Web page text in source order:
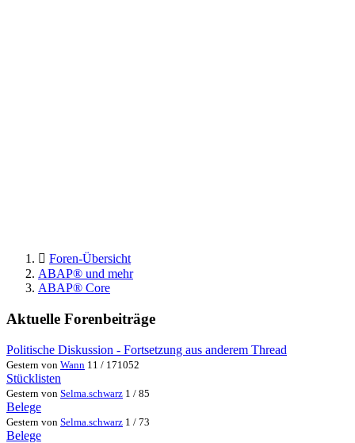
Foren-Übersicht
ABAP® und mehr
ABAP® Core
Aktuelle Forenbeiträge
Politische Diskussion - Fortsetzung aus anderem Thread
Gestern von Wann 11 / 171052
Stücklisten
Gestern von Selma.schwarz 1 / 85
Belege
Gestern von Selma.schwarz 1 / 73
Belege